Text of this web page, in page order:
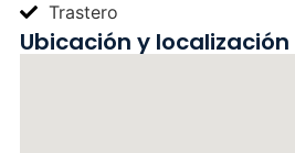
Trastero
Ubicación y localización